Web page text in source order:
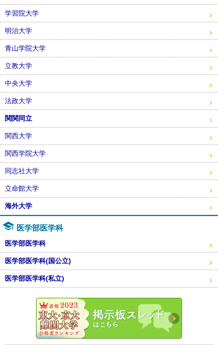
学習院大学
明治大学
青山学院大学
立教大学
中央大学
法政大学
関関同立
関西大学
関西学院大学
同志社大学
立命館大学
海外大学
医学部医学科
医学部医学科
医学部医学科(国公立)
医学部医学科(私立)